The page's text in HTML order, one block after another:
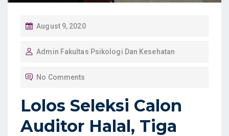
P
S
O
August 9, 2020
Admin Fakultas Psikologi Dan Kesehatan
No Comments
Lolos Seleksi Calon
Auditor Halal, Tiga